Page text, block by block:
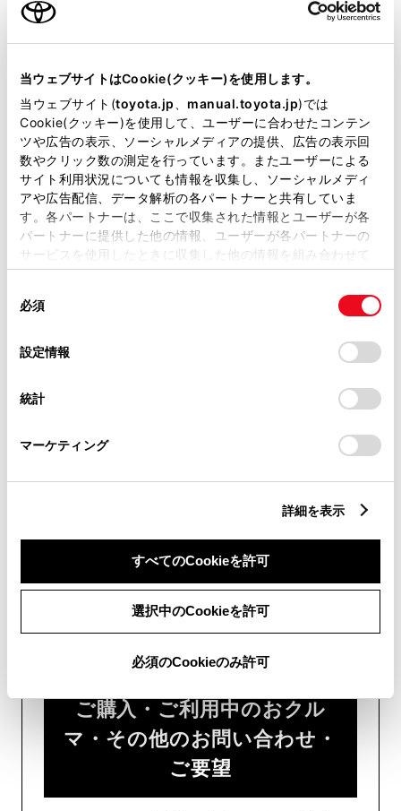
当ウェブサイトはCookie(クッキー)を使用します。
当ウェブサイト(toyota.jp manual.toyota.jp)では
Cookie(クッキー)を使用して、ユーザーに合わせたコンテン
ツや広告の表示、ソーシャルメディアの提供、広告の表示回
数やクリック数の測定を行っています。またユーザーによる
サイト利用状況についても情報を収集し、ソーシャルメディ
アや広告配信、データ解析の各パートナーと共有していま
す。各パートナーは、ここで収集された情報とユーザーが各
パートナーに提供した他の情報、ユーザーが各パートナーの
サービスを使用したときに収集した他の情報を組み合わせて
使用することがあります。当ウェブサイトの使用を続行する
デバイスにすべてのCookie(クッキー)が保存されることに同
意したことになります。Cookie(クッキー)のオプトアウト、
設定の変更、同意を撤回したりするにあたっては、当社の
「Cookie（クッキー）情報の取り扱いについて
」をご覧くだ
必須
設定情報
統計
マーケティング
詳細を表示
すべてのCookieを許可
選択中のCookieを許可
必須のCookieのみ許可
が可能です。
リコール等情報はこちら
チャットでお問い合わせ
（長期連休などの当社指定日を除く）
画面右下の
い。
チャットでのお問い合わせはお待たせ
時間が少なくご案内が可能です。
フォームでお問い合わせ
ご購入・ご利用中のおクル
マ・その他のお問い合わせ・
ご要望​